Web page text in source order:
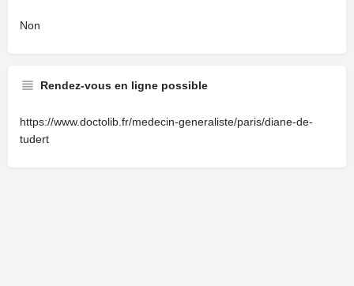
Non
Rendez-vous en ligne possible
https://www.doctolib.fr/medecin-generaliste/paris/diane-de-
tudert